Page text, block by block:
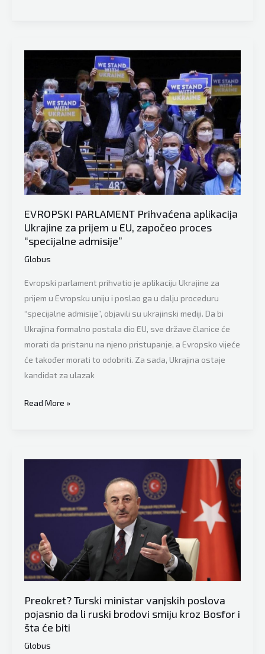
sekretar
otvoreno
poručio:
Ne
želimo
Rusima
zabraniti
let
iznad
Ukrajine
EVROPSKI PARLAMENT Prihvaćena aplikacija
Ukrajine za prijem u EU, započeo proces
“specijalne admisije”
Globus
Evropski parlament prihvatio je aplikaciju Ukrajine za
prijem u Evropsku uniju i poslao ga u dalju proceduru
“specijalne admisije”, objavili su ukrajinski mediji. Da bi
Ukrajina formalno postala dio EU, sve države članice će
morati da pristanu na njeno pristupanje, a Evropsko vijeće
će također morati to odobriti. Za sada, Ukrajina ostaje
kandidat za ulazak
EVROPSKI
Prihvaćena
započeo
proces
“specijalne
Read More »
Preokret? Turski ministar vanjskih poslova
pojasnio da li ruski brodovi smiju kroz Bosfor i
šta će biti
Globus